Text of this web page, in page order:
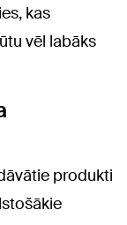
kas
vēl labāks
produkti